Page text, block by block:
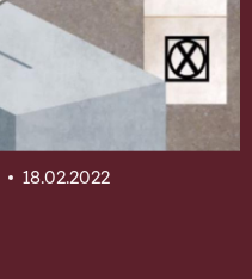
18.02.2022